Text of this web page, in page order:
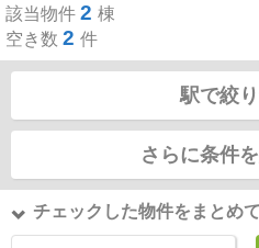
該当物件 2 棟
空き数 2 件
駅で絞
さらに条件
チェックした物件をまとめて